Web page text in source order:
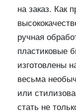
на заказ. Как
ручная
пластиковые
изготовлены
весьма
или
стать не